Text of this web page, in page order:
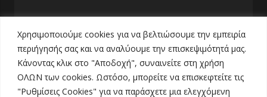
Χρησιμοποιούμε cookies για να βελτιώσουμε την εμπειρία
περιήγησής σας και να αναλύουμε την επισκεψιμότητά μας.
Κάνοντας κλικ στο "Αποδοχή", συναινείτε στη χρήση
ΟΛΩΝ των cookies. Ωστόσο, μπορείτε να επισκεφτείτε τις
"Ρυθμίσεις Cookies" για να παράσχετε μια ελεγχόμενη
Email
Τηλέφωνο